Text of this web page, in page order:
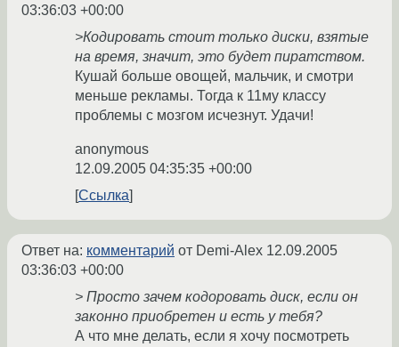
03:36:03 +00:00
>Кодировать стоит только диски, взятые
на время, значит, это будет пиратством.
Кушай больше овощей, мальчик, и смотри
меньше рекламы. Тогда к 11му классу
проблемы с мозгом исчезнут. Удачи!
anonymous
12.09.2005 04:35:35 +00:00
Ссылка
Ответ на: комментарий от Demi-Alex 12.09.2005
03:36:03 +00:00
> Просто зачем кодоровать диск, если он
законно приобретен и есть у тебя?
А что мне делать, если я хочу посмотреть